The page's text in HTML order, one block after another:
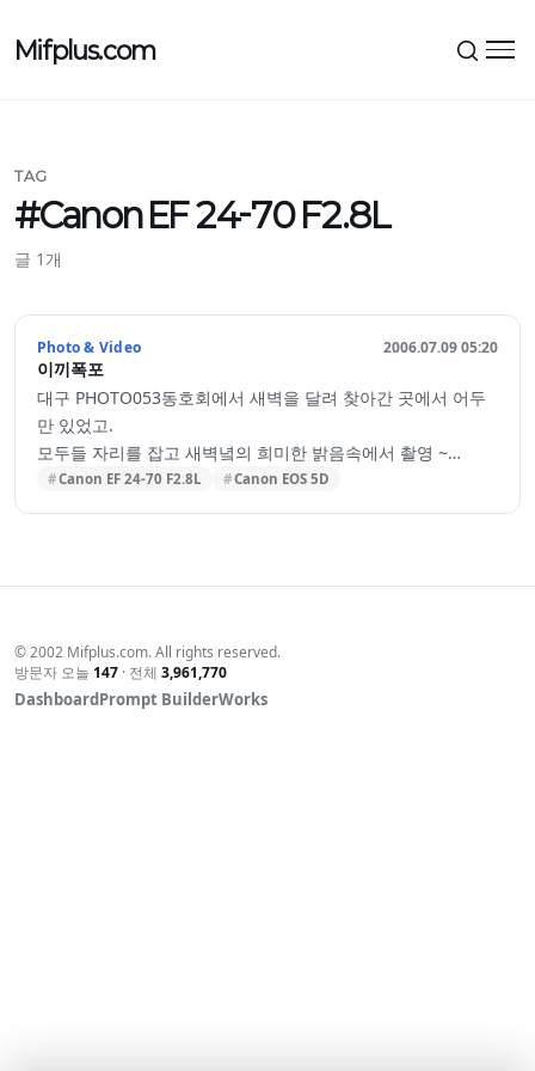
Mifplus.com
TAG
#Canon EF 24-70 F2.8L
글 1개
Photo & Video 2006.07.09 05:20
이끼폭포
대구 PHOTO053동호회에서 새벽을 달려 찾아간 곳에서 어두
만 있었고.
모두들 자리를 잡고 새벽녘의 희미한 밝음속에서 촬영 ~
열정을 가지고 단 한장의 사진을 찍기위해 달렸던 추억이 ...
몇번 더 연습해보고 촬영하고 싶었지만, 새벽은 그리 길게 기다
Canon EF 24-70 F2.8L Canon EOS 5D
© 2002 Mifplus.com. All rights reserved.
방문자 오늘 147 · 전체 3,961,770
DashboardPrompt BuilderWorks